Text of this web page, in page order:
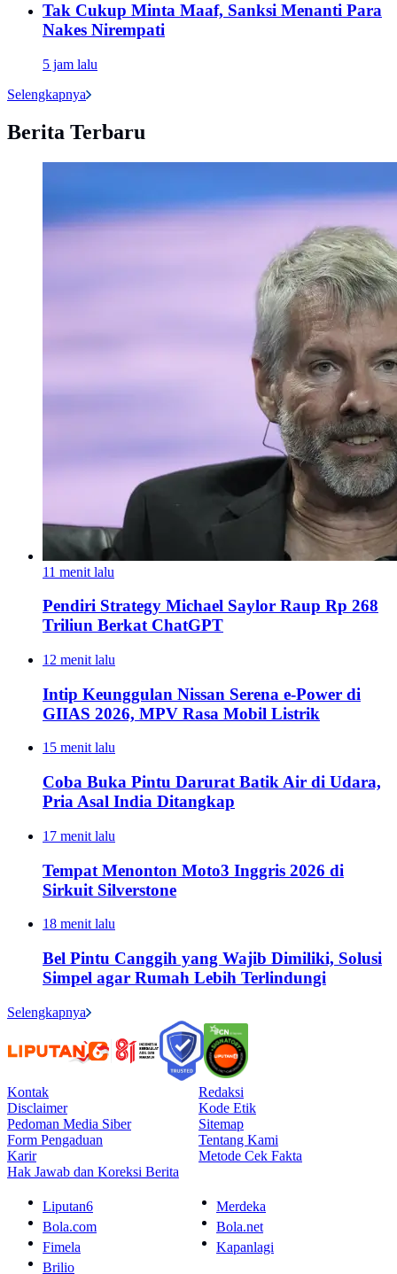
Tak Cukup Minta Maaf, Sanksi Menanti Para
Nakes Nirempati
5 jam lalu
Selengkapnya
Berita Terbaru
11 menit lalu
Pendiri Strategy Michael Saylor Raup Rp 268
Triliun Berkat ChatGPT
12 menit lalu
Intip Keunggulan Nissan Serena e-Power di
GIIAS 2026, MPV Rasa Mobil Listrik
15 menit lalu
Coba Buka Pintu Darurat Batik Air di Udara,
Pria Asal India Ditangkap
17 menit lalu
Tempat Menonton Moto3 Inggris 2026 di
Sirkuit Silverstone
18 menit lalu
Bel Pintu Canggih yang Wajib Dimiliki, Solusi
Simpel agar Rumah Lebih Terlindungi
Selengkapnya
Kontak
Redaksi
Disclaimer
Kode Etik
Pedoman Media Siber
Sitemap
Form Pengaduan
Tentang Kami
Karir
Metode Cek Fakta
Hak Jawab dan Koreksi Berita
Liputan6
Merdeka
Bola.com
Bola.net
Fimela
Kapanlagi
Brilio